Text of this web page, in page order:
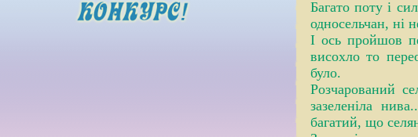
Багато поту і
односельчан, ні
І ось пройшов
висохло то
було.
Розчарований
зазеленіла
багатий, що